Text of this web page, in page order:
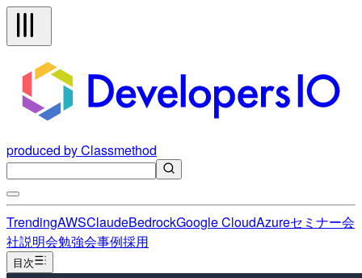
produced by Classmethod
TrendingAWSClaudeBedrockGoogle CloudAzureセミナー会
社説明会勉強会事例採用
目次